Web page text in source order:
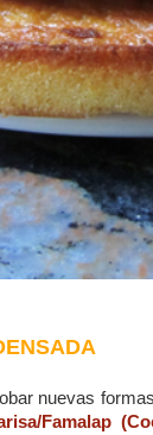
nuevas
Famalap